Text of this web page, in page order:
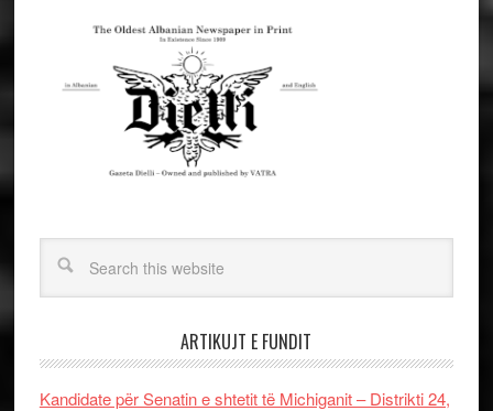
ARTIKUJT E FUNDIT
Kandidate për Senatin e shtetit të Michiganit – Distrikti 24,